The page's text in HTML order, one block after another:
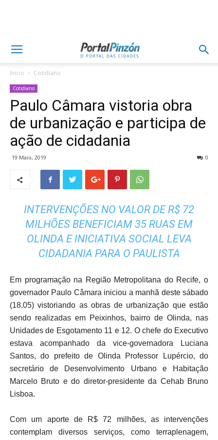
Inicio Cotidiano
Cotidiano
Paulo Câmara vistoria obra
de urbanização e participa de
ação de cidadania
19 Maio, 2019 0
INTERVENÇÕES NO VALOR DE R$ 72
MILHÕES BENEFICIAM 35 RUAS EM
OLINDA E INICIATIVA SOCIAL LEVA
CIDADANIA PARA O PAULISTA
Em programação na Região Metropolitana do Recife, o
governador Paulo Câmara iniciou a manhã deste sábado
(18.05) vistoriando as obras de urbanização que estão
sendo realizadas em Peixinhos, bairro de Olinda, nas
Unidades de Esgotamento 11 e 12. O chefe do Executivo
estava acompanhado da vice-governadora Luciana
Santos, do prefeito de Olinda Professor Lupércio, do
secretário de Desenvolvimento Urbano e Habitação
Marcelo Bruto e do diretor-presidente da Cehab Bruno
Lisboa.
Com um aporte de R$ 72 milhões, as intervenções
contemplam diversos serviços, como terraplenagem,